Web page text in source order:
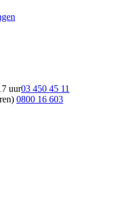
uur03 450 45 11
0800 16 603